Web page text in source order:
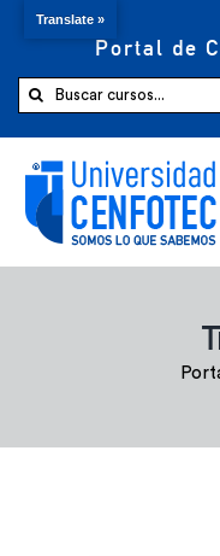
Portal de
Buscar:
Comprar ahora
Translate »